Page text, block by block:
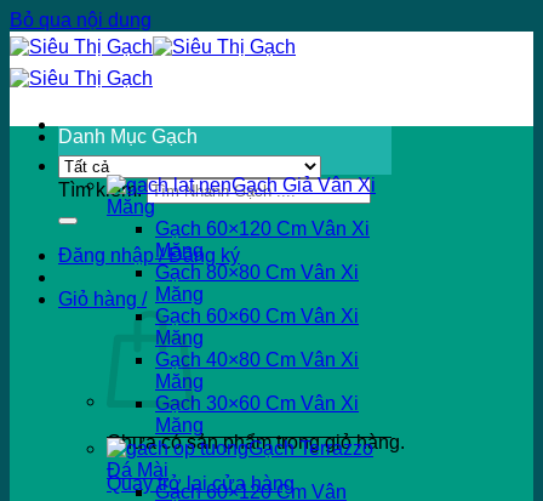
Bỏ qua nội dung
Tìm kiếm:
Đăng nhập / Đăng ký
Giỏ hàng /
Chưa có sản phẩm trong giỏ hàng.
Quay trở lại cửa hàng
Danh Mục Gạch
Gạch Giả Vân Xi
Măng
Gạch 60×120 Cm Vân Xi
Măng
Gạch 80×80 Cm Vân Xi
Măng
Gạch 60×60 Cm Vân Xi
Măng
Gạch 40×80 Cm Vân Xi
Măng
Gạch 30×60 Cm Vân Xi
Măng
Gạch Terrazzo
Đá Mài
Gạch 60×120 Cm Vân